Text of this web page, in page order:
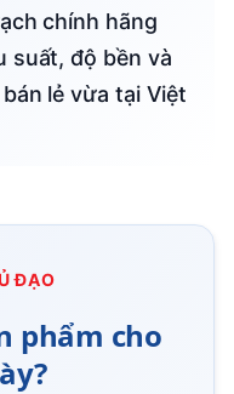
suất, độ bền và
lẻ vừa tại Việt
ĐẠO
phẩm cho